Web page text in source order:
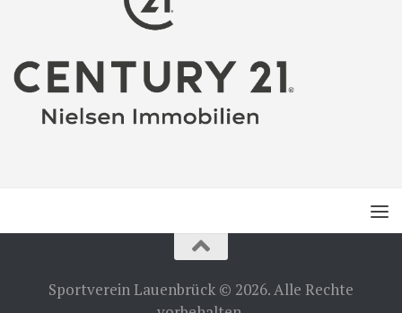
Sportverein Lauenbrück © 2026. Alle Rechte